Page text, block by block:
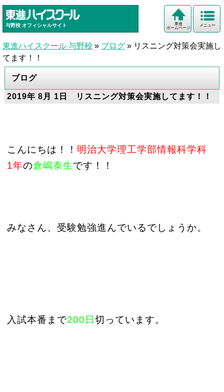
与野校 オフィシャルサイト メニュー
東進
ホームページ
東進ハイスクール 与野校 » ブログ » リスニング対策会実施し
てます！！
ブログ
2019年 8月 1日 リスニング対策会実施してます！！
こんにちは！！ 明治大学理工学部情報科学科
1年の倉嶋泰生です！！
みなさん、受験勉強進んでいるでしょうか。
入試本番まで200日 切っています。